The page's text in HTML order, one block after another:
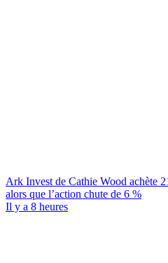
Ark Invest de Cathie Wood achète
alors que l’action chute de 6 %
Il y a 8 heures